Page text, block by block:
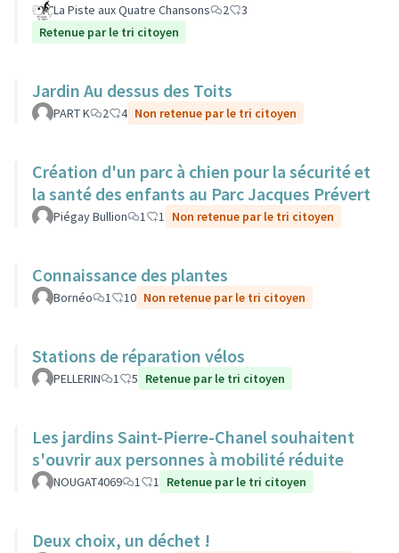
La Piste aux Quatre Chansons 2
3
Retenue par le tri citoyen
Jardin Au dessus des Toits
PART K 2 4 Non retenue par le tri citoyen
Création d'un parc à chien pour la sécurité et
la santé des enfants au Parc Jacques Prévert
Piégay Bullion 1 1 Non retenue par le tri citoyen
Connaissance des plantes
Bornéo 1 10 Non retenue par le tri citoyen
Stations de réparation vélos
PELLERIN 1 5 Retenue par le tri citoyen
Les jardins Saint-Pierre-Chanel souhaitent
s'ouvrir aux personnes à mobilité réduite
NOUGAT4069 1 1 Retenue par le tri citoyen
Deux choix, un déchet !